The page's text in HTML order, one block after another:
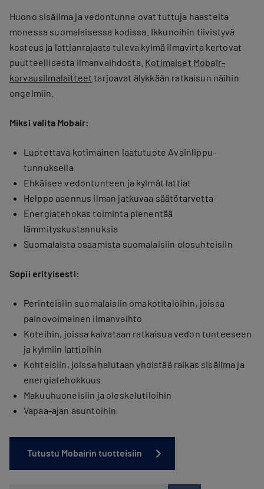
Huono sisäilma ja vedontunne ovat tuttuja haasteita
monessa suomalaisessa kodissa. Ikkunoihin tiivistyvä
kosteus ja lattianrajasta tuleva kylmä ilmavirta kertovat
puutteellisesta ilmanvaihdosta. Kotimaiset Mobair-
korvausilmalaitteet tarjoavat älykkään ratkaisun näihin
ongelmiin.
Miksi valita Mobair:
Luotettava kotimainen laatutuote Avainlippu-
tunnuksella
Ehkäisee vedontunteen ja kylmät lattiat
Helppo asennus ilman jatkuvaa säätötarvetta
Energiatehokas toiminta pienentää
lämmityskustannuksia
Suomalaista osaamista suomalaisiin olosuhteisiin
Sopii erityisesti:
Perinteisiin suomalaisiin omakotitaloihin, joissa
painovoimainen ilmanvaihto
Koteihin, joissa kaivataan ratkaisua vedon tunteeseen
ja kylmiin lattioihin
Kohteisiin, joissa halutaan yhdistää raikas sisäilma ja
energiatehokkuus
Makuuhuoneisiin ja oleskelutiloihin
Vapaa-ajan asuntoihin
Tutustu Mobairin tuotteisiin